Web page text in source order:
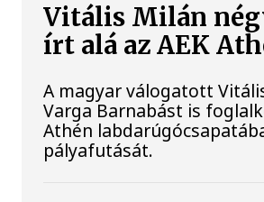
Vitális Milán
írt alá az AEK
A magyar válogatott
Varga Barnabást is
Athén
pályafutását.